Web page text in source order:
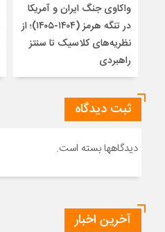
واکاوی جنگ ایران و آمریکا
در تنگه هرمز (۱۴۰۴-۱۴۰۵)؛ از
نظریه‌های کلاسیک تا سنتز
راهبردی
ثبت دیدگاه
دیدگاهها بسته است.
آخرین اخبار